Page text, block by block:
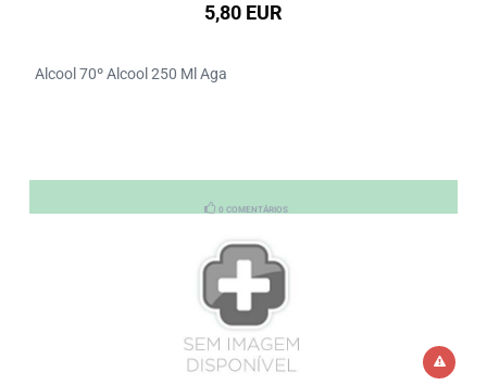
5,80 EUR
Alcool 70º Alcool 250 Ml Aga
0 COMENTÁRIOS